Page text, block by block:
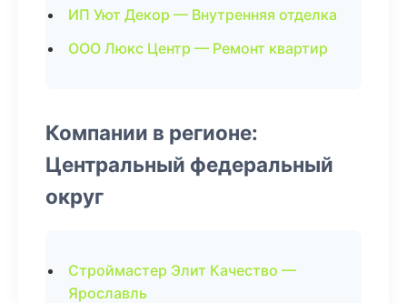
ИП Уют Декор — Внутренняя отделка
ООО Люкс Центр — Ремонт квартир
Компании в регионе:
Центральный федеральный
округ
Строймастер Элит Качество —
Ярославль